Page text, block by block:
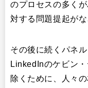
のプロセスの多く
対する問題提起がな
その後に続くパネ
LinkedInのケビン
除くために、人々